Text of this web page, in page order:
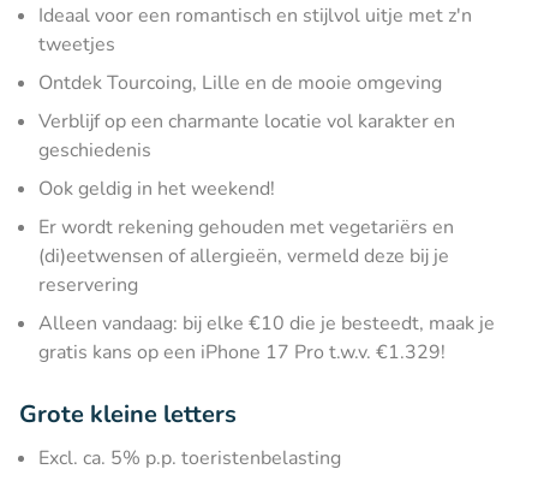
Ideaal voor een romantisch en stijlvol uitje met z'n
tweetjes
Ontdek Tourcoing, Lille en de mooie omgeving
Verblijf op een charmante locatie vol karakter en
geschiedenis
Ook geldig in het weekend!
Er wordt rekening gehouden met vegetariërs en
(di)eetwensen of allergieën, vermeld deze bij je
reservering
Alleen vandaag: bij elke €10 die je besteedt, maak je
gratis kans op een iPhone 17 Pro t.w.v. €1.329!
Grote kleine letters
Excl. ca. 5% p.p. toeristenbelasting